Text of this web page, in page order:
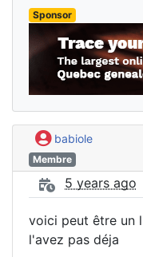
Sponsor
babiole
Membre
5 years ago
voici peut être un
l'avez pas déja